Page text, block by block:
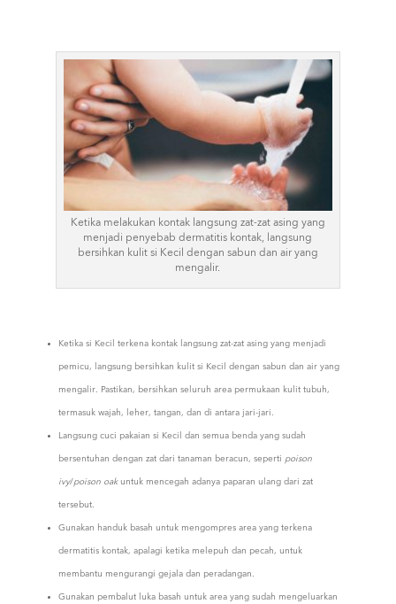
Ketika melakukan kontak langsung zat-zat asing yang
menjadi penyebab dermatitis kontak, langsung
bersihkan kulit si Kecil dengan sabun dan air yang
mengalir.
Ketika si Kecil terkena kontak langsung zat-zat asing yang menjadi
pemicu, langsung bersihkan kulit si Kecil dengan sabun dan air yang
mengalir. Pastikan, bersihkan seluruh area permukaan kulit tubuh,
termasuk wajah, leher, tangan, dan di antara jari-jari.
Langsung cuci pakaian si Kecil dan semua benda yang sudah
bersentuhan dengan zat dari tanaman beracun, seperti poison
ivy/poison oakuntuk mencegah adanya paparan ulang dari zat
tersebut.
Gunakan handuk basah untuk mengompres area yang terkena
dermatitis kontak, apalagi ketika melepuh dan pecah, untuk
membantu mengurangi gejala dan peradangan.
Gunakan pembalut luka basah untuk area yang sudah mengeluarkan